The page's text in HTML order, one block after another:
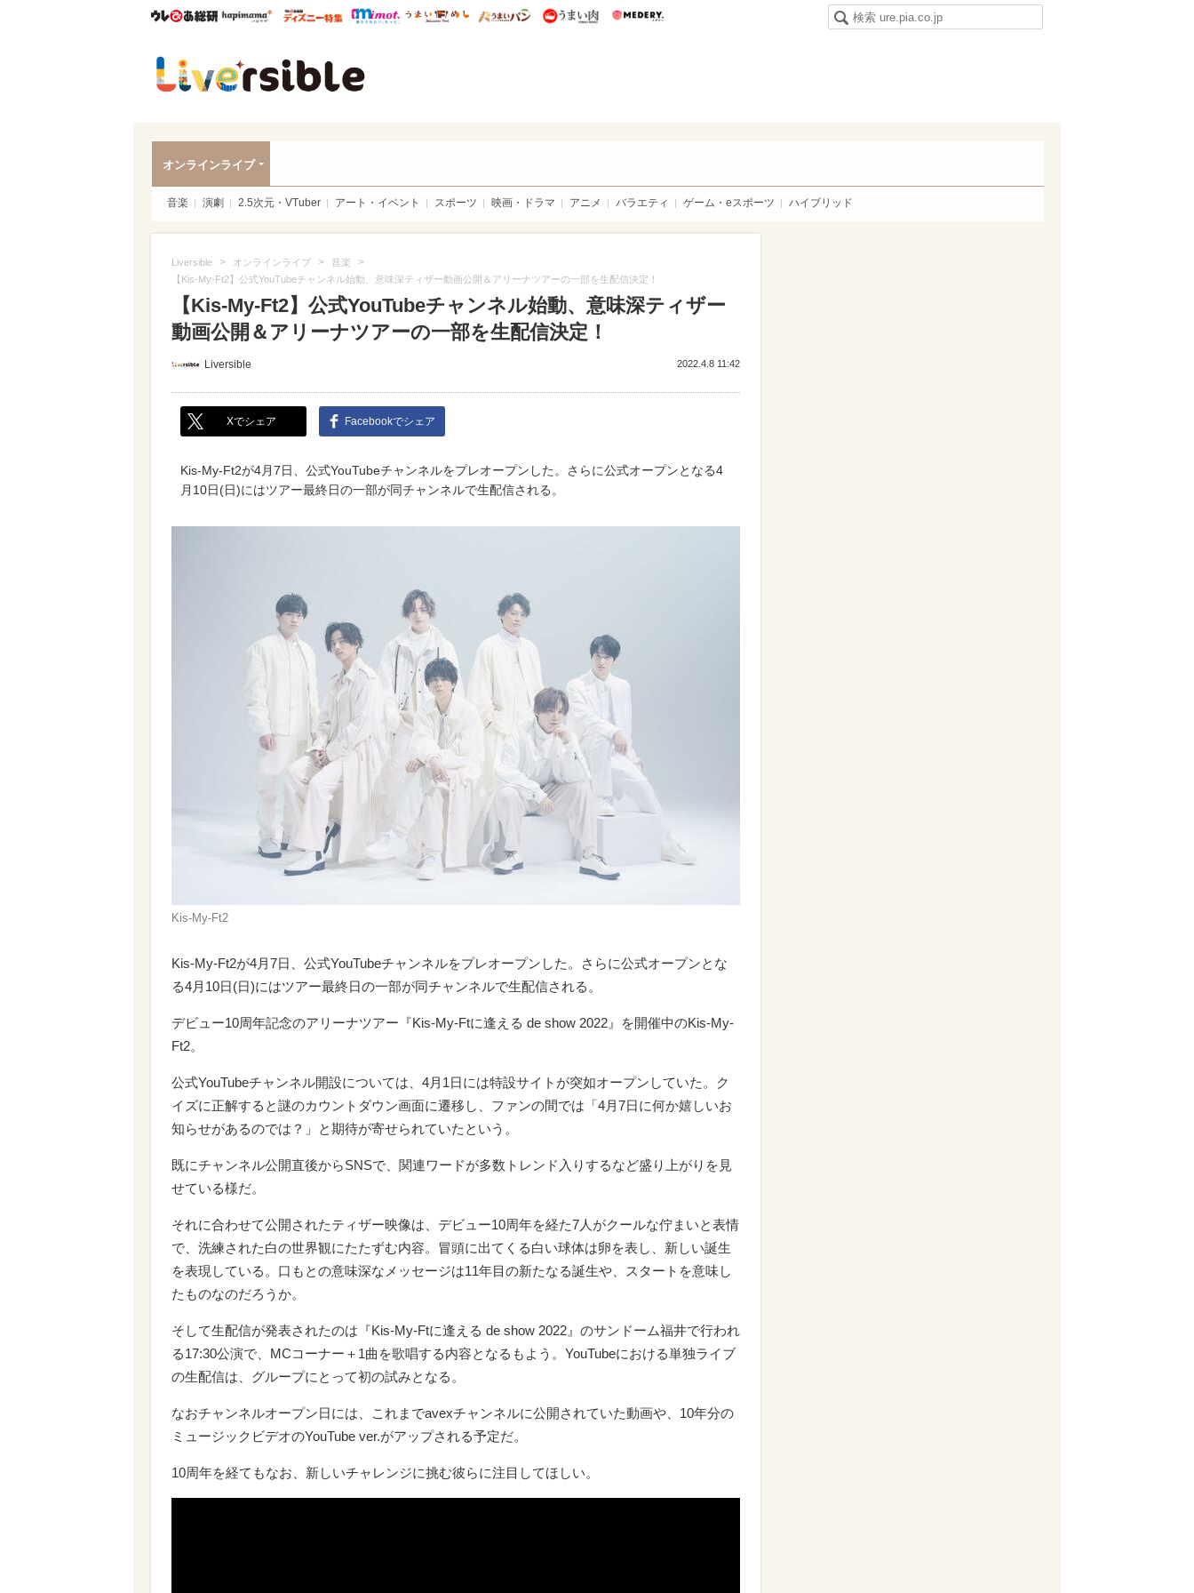
ウレぴあ総研ハピママ* ウレぴあ総研 ディズニー特集
mimot. うまいめし うまいパン うまい肉
オンラインライブ
音楽 演劇 2.5次元・VTuber アート・イベント スポーツ 映画・ドラマ アニメ バラエティ ゲーム・eスポーツ ハイブリッド
Liversible > オンラインライブ > 音楽 >
【Kis-My-Ft2】公式YouTubeチャンネル始動、意味深ティザー動画公開＆アリーナツアーの一部を生配信決定！
【Kis-My-Ft2】公式YouTubeチャンネル始動、意味深ティザー
動画公開＆アリーナツアーの一部を生配信決定！
Liversible 2022.4.8 11:42
Xでシェア Facebookでシェア
Kis-My-Ft2が4月7日、公式YouTubeチャンネルをプレオープンした。さらに公式オープンとなる4
月10日(日)にはツアー最終日の一部が同チャンネルで生配信される。
Kis-My-Ft2
Kis-My-Ft2が4月7日、公式YouTubeチャンネルをプレオープンした。さらに公式オープンとな
る4月10日(日)にはツアー最終日の一部が同チャンネルで生配信される。
デビュー10周年記念のアリーナツアー『Kis-My-Ftに逢える de show 2022』を開催中のKis-My-
Ft2。
公式YouTubeチャンネル開設については、4月1日には特設サイトが突如オープンしていた。ク
イズに正解すると謎のカウントダウン画面に遷移し、ファンの間では「4月7日に何か嬉しいお
知らせがあるのでは？」と期待が寄せられていたという。
既にチャンネル公開直後からSNSで、関連ワードが多数トレンド入りするなど盛り上がりを見
せている様だ。
それに合わせて公開されたティザー映像は、デビュー10周年を経た7人がクールな佇まいと表情
で、洗練された白の世界観にたたずむ内容。冒頭に出てくる白い球体は卵を表し、新しい誕生
を表現している。口もとの意味深なメッセージは11年目の新たなる誕生や、スタートを意味し
たものなのだろうか。
そして生配信が発表されたのは『Kis-My-Ftに逢える de show 2022』のサンドーム福井で行われ
る17:30公演で、MCコーナー＋1曲を歌唱する内容となるもよう。YouTubeにおける単独ライブ
の生配信は、グループにとって初の試みとなる。
なおチャンネルオープン日には、これまでavexチャンネルに公開されていた動画や、10年分の
ミュージックビデオのYouTube ver.がアップされる予定だ。
10周年を経てもなお、新しいチャレンジに挑む彼らに注目してほしい。